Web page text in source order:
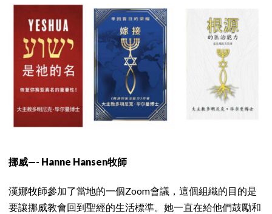
挪威—- Hanne Hansen牧師
漢娜牧師參加了當地的一個Zoom會議，這個組織的目的是
要讓挪威教會回到聖經的生活標準。她一直在給他們鼓勵和